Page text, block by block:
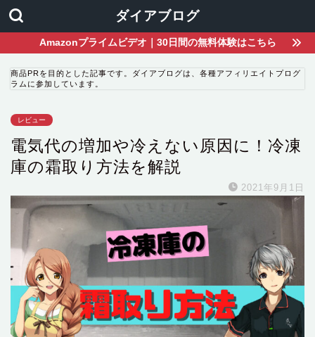
ダイアブログ
Amazonプライムビデオ｜30日間の無料体験はこちら
商品PRを目的とした記事です。ダイアブログは、各種アフィリエイトプログ
ラムに参加しています。
レビュー
電気代の増加や冷えない原因に！冷凍
庫の霜取り方法を解説
2021年9月1日